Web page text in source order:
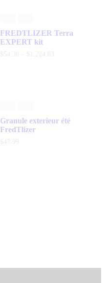
FREDTLIZER Terra
EXPERT kit
$54. 38 $ 1,224. 83
Granule exterieur été
FredTlizer
$47 99